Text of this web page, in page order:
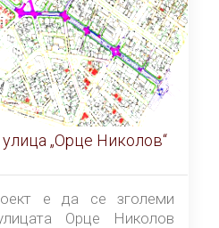
„Орце Николов“
е да се зголеми
Орце Николов